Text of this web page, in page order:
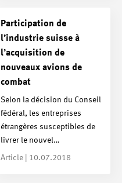
Participation de
l’industrie suisse à
l’acquisition de
nouveaux avions de
combat
Selon la décision du Conseil
fédéral, les entreprises
étrangères susceptibles de
livrer le nouvel…
Article | 10.07.2018